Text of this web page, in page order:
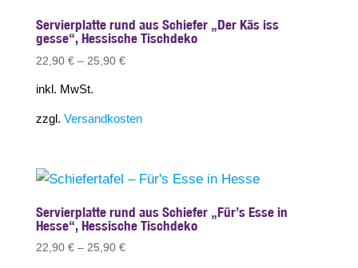
Servierplatte rund aus Schiefer „Der Käs iss
gesse“, Hessische Tischdeko
22,90 €– 25,90 €
inkl. MwSt.
zzgl. Versandkosten
Servierplatte rund aus Schiefer „Für’s Esse in
Hesse“, Hessische Tischdeko
22,90 €– 25,90 €